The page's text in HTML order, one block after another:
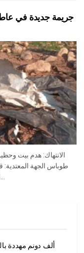
جريمة جديدة في
الانتهاك: هدم بيت
طوباس الجهة المعتدية:
السيد جراح ابو صقر تفاصيل الانتهاك: شهد تجمع...